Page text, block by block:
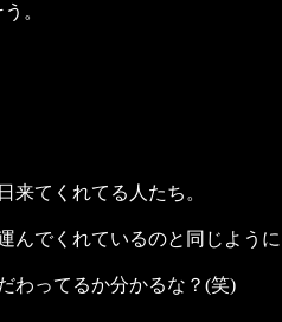
。
来てくれてる人たち。
んでくれているのと同じよう
わってるか分かるな？(笑)